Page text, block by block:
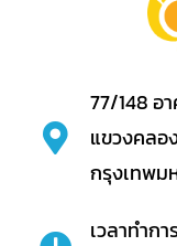
77/148 อ
แขวงคลอ
กรุงเทพม
เวลาทำก